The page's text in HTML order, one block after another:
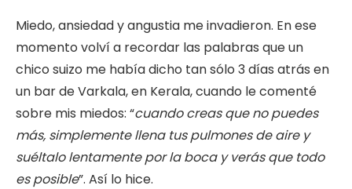
Miedo, ansiedad y angustia me invadieron. En ese
momento volví a recordar las palabras que un
chico suizo me había dicho tan sólo 3 días atrás en
un bar de Varkala, en Kerala, cuando le comenté
sobre mis miedos: “cuando creas que no puedes
más, simplemente llena tus pulmones de aire y
suéltalo lentamente por la boca y verás que todo
es posible”. Así lo hice.